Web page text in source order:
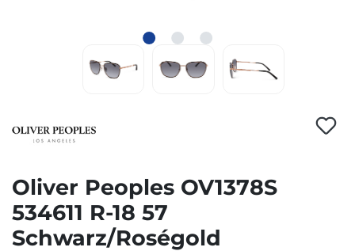
Oliver Peoples OV1378S
534611 R-18 57
Schwarz/Roségold